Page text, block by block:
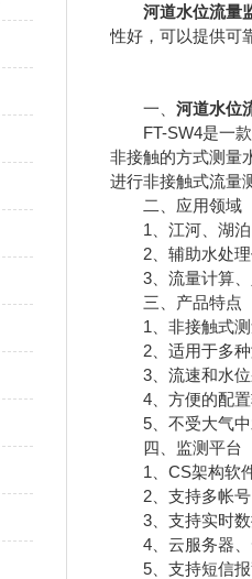
河道水位流量
性好，可以提供可
一、 河道水位
FT-SW4是一款
非接触的方式测量
进行非接触式流量
二、应用领域
1、江河、湖泊
2、辅助水处理
3、流量计算、
三、产品特点
1、非接触式测
2、适用于多种
3、流速和水位
4、方便的配置
5、不受大气中
四、监测平台
1、CS架构软件
2、支持多帐号
3、支持实时数
4、云服务器、
5、支持短信报